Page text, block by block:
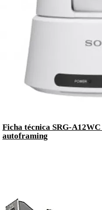
Ficha técnica SRG-
autoframing